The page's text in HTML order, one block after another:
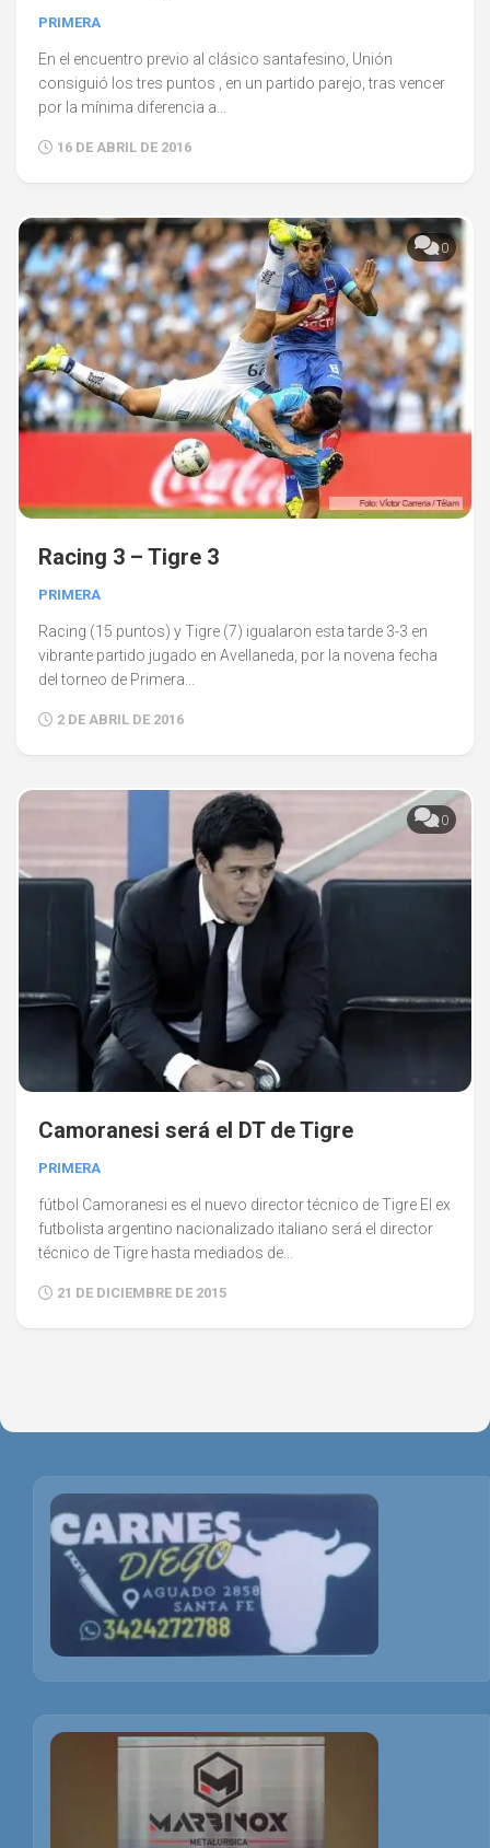
PRIMERA
En el encuentro previo al clásico santafesino, Unión
consiguió los tres puntos , en un partido parejo, tras vencer
por la mínima diferencia a...
16 DE ABRIL DE 2016
0
Racing 3 – Tigre 3
PRIMERA
Racing (15 puntos) y Tigre (7) igualaron esta tarde 3-3 en
vibrante partido jugado en Avellaneda, por la novena fecha
del torneo de Primera...
2 DE ABRIL DE 2016
0
Camoranesi será el DT de Tigre
PRIMERA
fútbol Camoranesi es el nuevo director técnico de Tigre El ex
futbolista argentino nacionalizado italiano será el director
técnico de Tigre hasta mediados de...
21 DE DICIEMBRE DE 2015